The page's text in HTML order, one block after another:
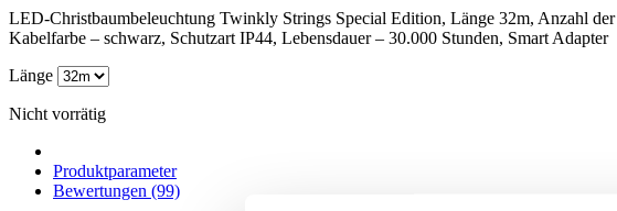
LED-Christbaumbeleuchtung Twinkly Strings Special Edition, Länge 32m, Anzahl
Kabelfarbe – schwarz, Schutzart IP44, Lebensdauer – 30.000 Stunden, Smart Adapter
Länge
Nicht vorrätig
Produktparameter
Bewertungen (99)